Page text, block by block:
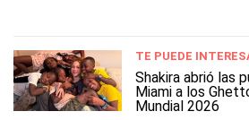
TE PUEDE
Shakira abrió las
Miami a los
Mundial 2026